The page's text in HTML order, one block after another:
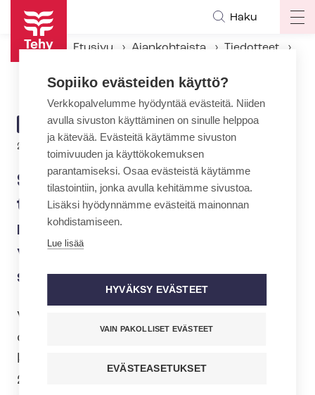
Hyppää
pääsisältöön
Haku
Etusivu Ajankohtaista
Tiedotteet
ARTIKKELIN
KATEGORIA
TIEDOTE
2.10.2023 | 6:56
Sosiaali- ja terveysalan
työntekijät tekevät
näkyväksi alan vaietun
väkivallan - symbolina musta
silmä
Väkivalta ja sen uhka on päivittäinen
ongelma sosiaali-, terveys- ja
kasvatusalan työpaikoilla. Maanantaina
2. lokakuuta tehyläiset sote-alan
Sopiiko evästeiden käyttö?
Verkkopalvelumme hyödyntää evästeitä. Niiden
avulla sivuston käyttäminen on sinulle helppoa
ja kätevää. Evästeitä käytämme sivuston
toimivuuden ja käyttökokemuksen
parantamiseksi. Osaa evästeistä käytämme
tilastointiin, jonka avulla kehitämme sivustoa.
Lisäksi hyödynnämme evästeitä mainonnan
kohdistamiseen.
Lue lisää
HYVÄKSY EVÄSTEET
VAIN PAKOLLISET EVÄSTEET
EVÄSTEASETUKSET